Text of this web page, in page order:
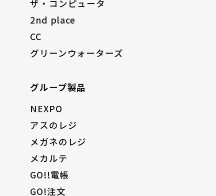
ザ・コンピュータ
2nd place
CC
グリーンウォーターズ
グループ製品
NEXPO
アスのレジ
メガネのレジ
メカルテ
GO!!電帳
GO!注文